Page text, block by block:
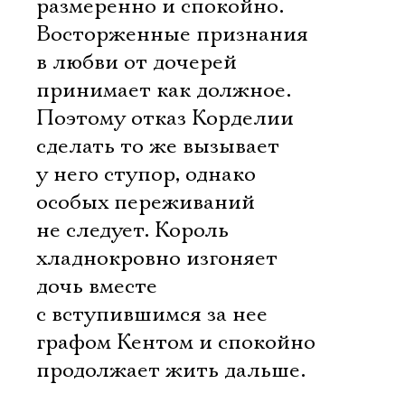
размеренно и спокойно.
Восторженные признания
в любви от дочерей
принимает как должное.
Поэтому отказ Корделии
сделать то же вызывает
у него ступор, однако
особых переживаний
не следует. Король
хладнокровно изгоняет
дочь вместе
с вступившимся за нее
графом Кентом и спокойно
продолжает жить дальше.